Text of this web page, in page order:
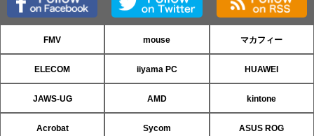
FMV mouse マカフィー
ELECOM iiyama PC HUAWEI
JAWS-UG AMD kintone
Acrobat Sycom ASUS ROG